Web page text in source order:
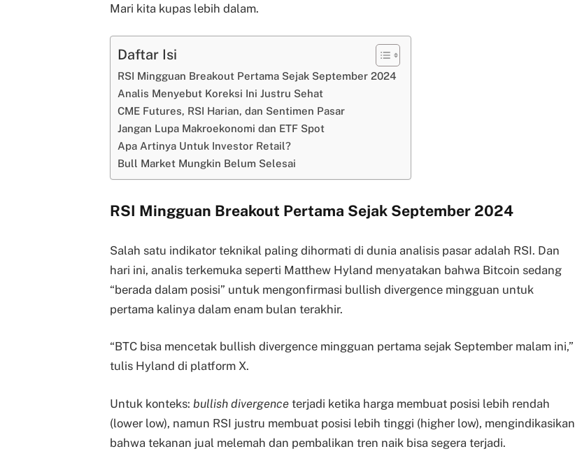
Mari kita kupas lebih dalam.
Daftar Isi
RSI Mingguan Breakout Pertama Sejak September 2024
Analis Menyebut Koreksi Ini Justru Sehat
CME Futures, RSI Harian, dan Sentimen Pasar
Jangan Lupa Makroekonomi dan ETF Spot
Apa Artinya Untuk Investor Retail?
Bull Market Mungkin Belum Selesai
RSI Mingguan Breakout Pertama Sejak September 2024
Salah satu indikator teknikal paling dihormati di dunia analisis pasar adalah RSI. Dan
hari ini, analis terkemuka seperti Matthew Hyland menyatakan bahwa Bitcoin sedang
“berada dalam posisi” untuk mengonfirmasi bullish divergence mingguan untuk
pertama kalinya dalam enam bulan terakhir.
“BTC bisa mencetak bullish divergence mingguan pertama sejak September malam ini,”
tulis Hyland di platform X.
Untuk konteks: bullish divergence terjadi ketika harga membuat posisi lebih rendah
(lower low), namun RSI justru membuat posisi lebih tinggi (higher low), mengindikasikan
bahwa tekanan jual melemah dan pembalikan tren naik bisa segera terjadi.